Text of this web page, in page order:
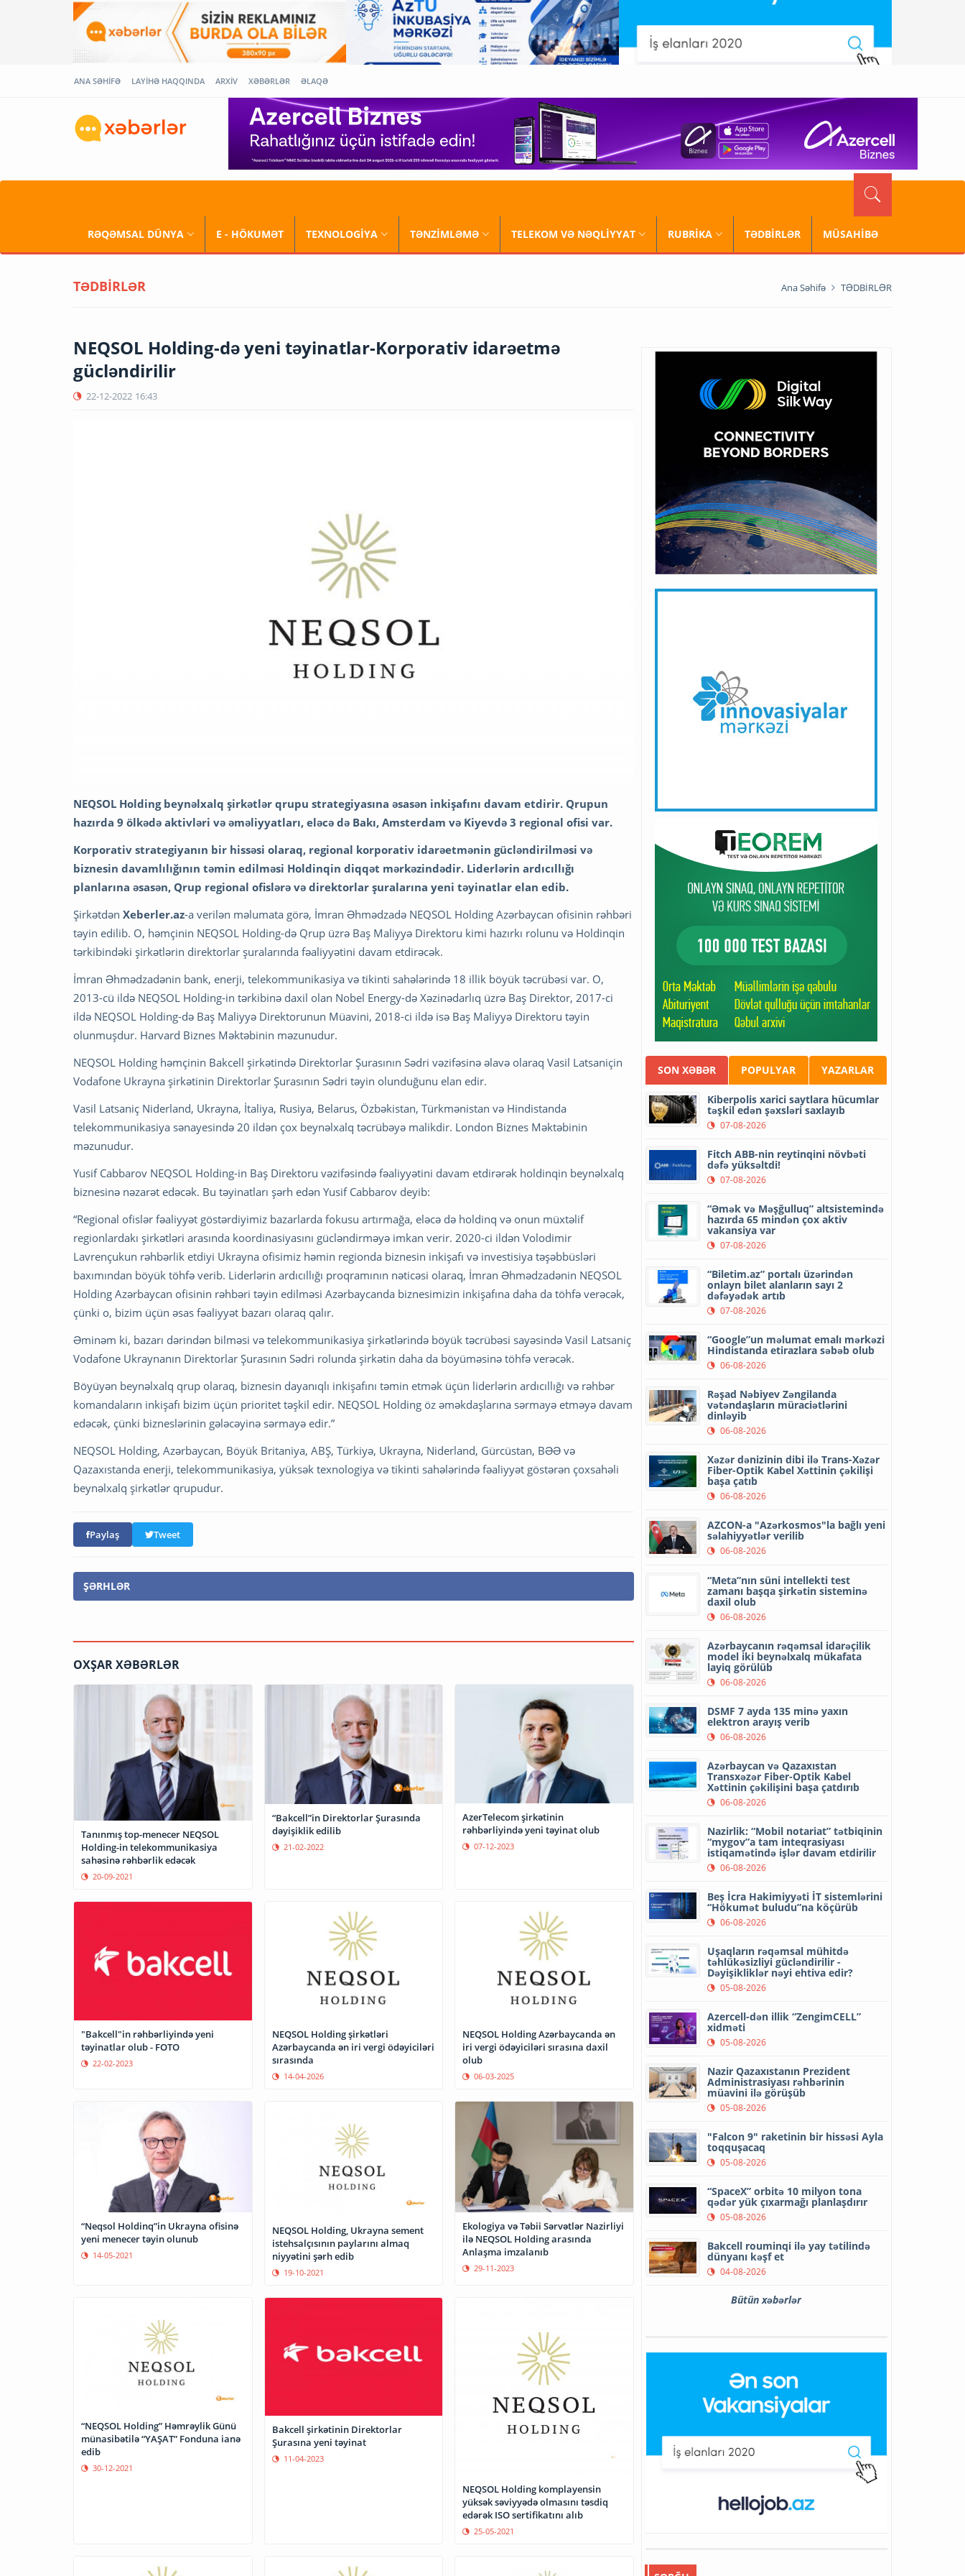
ANA SƏHİFƏ LAYİHƏ HAQQINDA ARXİV XƏBƏRLƏR ƏLAQƏ
RƏQƏMSAL DÜNYA E - HÖKUMƏT TEXNOLOGİYA TƏNZİMLƏMƏ TELEKOM VƏ NƏQLİYYAT RUBRİKA TƏDBİRLƏR MÜSAHİBƏ
TƏDBİRLƏR Ana Səhifə TƏDBİRLƏR
NEQSOL Holding-də yeni təyinatlar-Korporativ idarəetmə
gücləndirilir
22-12-2022 16:43
NEQSOL Holding beynəlxalq şirkətlər qrupu strategiyasına əsasən inkişafını davam etdirir. Qrupun
hazırda 9 ölkədə aktivləri və əməliyyatları, eləcə də Bakı, Amsterdam və Kiyevdə 3 regional ofisi var.
Korporativ strategiyanın bir hissəsi olaraq, regional korporativ idarəetmənin gücləndirilməsi və
biznesin davamlılığının təmin edilməsi Holdinqin diqqət mərkəzindədir. Liderlərin ardıcıllığı
planlarına əsasən, Qrup regional ofislərə və direktorlar şuralarına yeni təyinatlar elan edib.
Şirkətdən Xeberler.az-a verilən məlumata görə, İmran Əhmədzadə NEQSOL Holding Azərbaycan ofisinin rəhbəri
təyin edilib. O, həmçinin NEQSOL Holding-də Qrup üzrə Baş Maliyyə Direktoru kimi hazırkı rolunu və Holdinqin
tərkibindəki şirkətlərin direktorlar şuralarında fəaliyyətini davam etdirəcək.
İmran Əhmədzadənin bank, enerji, telekommunikasiya və tikinti sahələrində 18 illik böyük təcrübəsi var. O,
2013-cü ildə NEQSOL Holding-in tərkibinə daxil olan Nobel Energy-də Xəzinədarlıq üzrə Baş Direktor, 2017-ci
ildə NEQSOL Holding-də Baş Maliyyə Direktorunun Müavini, 2018-ci ildə isə Baş Maliyyə Direktoru təyin
olunmuşdur. Harvard Biznes Məktəbinin məzunudur.
NEQSOL Holding həmçinin Bakcell şirkətində Direktorlar Şurasının Sədri vəzifəsinə əlavə olaraq Vasil Latsaniçin
Vodafone Ukrayna şirkətinin Direktorlar Şurasının Sədri təyin olunduğunu elan edir.
Vasil Latsaniç Niderland, Ukrayna, İtaliya, Rusiya, Belarus, Özbəkistan, Türkmənistan və Hindistanda
telekommunikasiya sənayesində 20 ildən çox beynəlxalq təcrübəyə malikdir. London Biznes Məktəbinin
məzunudur.
Yusif Cabbarov NEQSOL Holding-in Baş Direktoru vəzifəsində fəaliyyətini davam etdirərək holdinqin beynəlxalq
biznesinə nəzarət edəcək. Bu təyinatları şərh edən Yusif Cabbarov deyib:
“Regional ofislər fəaliyyət göstərdiyimiz bazarlarda fokusu artırmağa, eləcə də holdinq və onun müxtəlif
regionlardakı şirkətləri arasında koordinasiyasını gücləndirməyə imkan verir. 2020-ci ildən Volodimir
Lavrençukun rəhbərlik etdiyi Ukrayna ofisimiz həmin regionda biznesin inkişafı və investisiya təşəbbüsləri
baxımından böyük töhfə verib. Liderlərin ardıcıllığı proqramının nəticəsi olaraq, İmran Əhmədzadənin NEQSOL
Holding Azərbaycan ofisinin rəhbəri təyin edilməsi Azərbaycanda biznesimizin inkişafına daha da töhfə verəcək,
çünki o, bizim üçün əsas fəaliyyət bazarı olaraq qalır.
Əminəm ki, bazarı dərindən bilməsi və telekommunikasiya şirkətlərində böyük təcrübəsi sayəsində Vasil Latsaniç
Vodafone Ukraynanın Direktorlar Şurasının Sədri rolunda şirkətin daha da böyüməsinə töhfə verəcək.
Böyüyən beynəlxalq qrup olaraq, biznesin dayanıqlı inkişafını təmin etmək üçün liderlərin ardıcıllığı və rəhbər
komandaların inkişafı bizim üçün prioritet təşkil edir. NEQSOL Holding öz əməkdaşlarına sərmayə etməyə davam
edəcək, çünki bizneslərinin gələcəyinə sərmayə edir.”
NEQSOL Holding, Azərbaycan, Böyük Britaniya, ABŞ, Türkiyə, Ukrayna, Niderland, Gürcüstan, BƏƏ və
Qazaxıstanda enerji, telekommunikasiya, yüksək texnologiya və tikinti sahələrində fəaliyyət göstərən çoxsahəli
beynəlxalq şirkətlər qrupudur.
Paylaş Tweet
ŞƏRHLƏR
OXŞAR XƏBƏRLƏR
Tanınmış top-menecer NEQSOL
Holding-in telekommunikasiya
sahəsinə rəhbərlik edəcək
20-09-2021
“Bakcell”in Direktorlar Şurasında
dəyişiklik edilib
21-02-2022
AzerTelecom şirkətinin
rəhbərliyində yeni təyinat olub
07-12-2023
"Bakcell"in rəhbərliyində yeni
təyinatlar olub - FOTO
22-02-2023
NEQSOL Holding şirkətləri
Azərbaycanda ən iri vergi ödəyiciləri
sırasında
14-04-2026
NEQSOL Holding Azərbaycanda ən
iri vergi ödəyiciləri sırasına daxil
olub
06-03-2025
“Neqsol Holdinq”in Ukrayna ofisinə
yeni menecer təyin olunub
14-05-2021
NEQSOL Holding, Ukrayna sement
istehsalçısının paylarını almaq
niyyətini şərh edib
19-10-2021
Ekologiya və Təbii Sərvətlər Nazirliyi
ilə NEQSOL Holding arasında
Anlaşma imzalanıb
29-11-2023
“NEQSOL Holding” Həmrəylik Günü
münasibətilə “YAŞAT” Fonduna ianə
edib
30-12-2021
Bakcell şirkətinin Direktorlar
Şurasına yeni təyinat
11-04-2023
NEQSOL Holding komplayensin
yüksək səviyyədə olmasını təsdiq
edərək ISO sertifikatını alıb
25-05-2021
SON XƏBƏR POPULYAR YAZARLAR
Kiberpolis xarici saytlara hücumlar
təşkil edən şəxsləri saxlayıb
07-08-2026
Fitch ABB-nin reytinqini növbəti
dəfə yüksəltdi!
07-08-2026
“Əmək və Məşğulluq” altsistemində
hazırda 65 mindən çox aktiv
vakansiya var
07-08-2026
“Biletim.az” portalı üzərindən
onlayn bilet alanların sayı 2
dəfəyədək artıb
07-08-2026
“Google”un məlumat emalı mərkəzi
Hindistanda etirazlara səbəb olub
06-08-2026
Rəşad Nəbiyev Zəngilanda
vətəndaşların müraciətlərini
dinləyib
06-08-2026
Xəzər dənizinin dibi ilə Trans-Xəzər
Fiber-Optik Kabel Xəttinin çəkilişi
başa çatıb
06-08-2026
AZCON-a "Azərkosmos"la bağlı yeni
səlahiyyətlər verilib
06-08-2026
“Meta”nın süni intellekti test
zamanı başqa şirkətin sisteminə
daxil olub
06-08-2026
Azərbaycanın rəqəmsal idarəçilik
model iki beynəlxalq mükafata
layiq görülüb
06-08-2026
DSMF 7 ayda 135 minə yaxın
elektron arayış verib
06-08-2026
Azərbaycan və Qazaxıstan
Transxəzər Fiber-Optik Kabel
Xəttinin çəkilişini başa çatdırıb
06-08-2026
Nazirlik: “Mobil notariat” tətbiqinin
“mygov”a tam inteqrasiyası
istiqamətində işlər davam etdirilir
06-08-2026
Beş İcra Hakimiyyəti İT sistemlərini
“Hökumət buludu”na köçürüb
06-08-2026
Uşaqların rəqəmsal mühitdə
təhlükəsizliyi gücləndirilir -
Dəyişikliklər nəyi ehtiva edir?
05-08-2026
Azercell-dən illik “ZengimCELL”
xidməti
05-08-2026
Nazir Qazaxıstanın Prezident
Administrasiyası rəhbərinin
müavini ilə görüşüb
05-08-2026
"Falcon 9" raketinin bir hissəsi Ayla
toqquşacaq
05-08-2026
“SpaceX” orbitə 10 milyon tona
qədər yük çıxarmağı planlaşdırır
05-08-2026
Bakcell rouminqi ilə yay tətilində
dünyanı kəşf et
04-08-2026
Bütün xəbərlər